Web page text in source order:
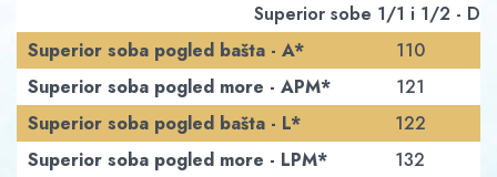
Superior sobe 1/1 i 1/2 -
Superior soba pogled bašta - A*
110
Superior soba pogled more - APM*
121
Superior soba pogled bašta - L*
122
Superior soba pogled more - LPM*
132